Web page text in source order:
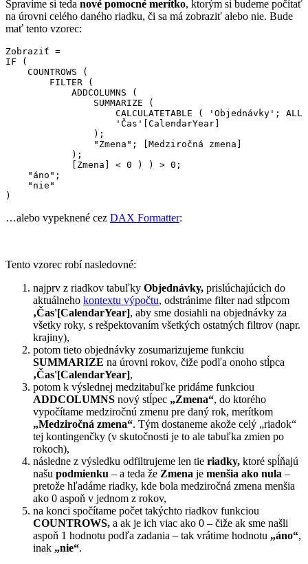
Spravíme si teda nové pomocné merítko, ktorým si budeme počítať
na úrovni celého daného riadku, či sa má zobraziť alebo nie. Bude
mať tento vzorec:
Zobraziť =
IF (
    COUNTROWS (
        FILTER (
            ADDCOLUMNS (
                SUMMARIZE (
CALCULATETABLE ( 'Objednávky'; ALL
                    'Čas'[CalendarYear]
                );
                "Zmena"; [Medziročná zmena]
            );
            [Zmena] < 0 ) ) > 0;
    "áno";
    "nie"
…alebo vypeknené cez DAX Formatter:
Tento vzorec robí nasledovné:
najprv z riadkov tabuľky Objednávky, prislúchajúcich do
aktuálneho kontextu výpočtu, odstránime filter nad stĺpcom
‚Čas'[CalendarYear], aby sme dosiahli na objednávky za
všetky roky, s rešpektovaním všetkých ostatných filtrov (napr.
krajiny),
potom tieto objednávky zosumarizujeme funkciu
SUMMARIZE na úrovni rokov, čiže podľa onoho stĺpca
‚Čas'[CalendarYear],
potom k výslednej medzitabuľke pridáme funkciou
ADDCOLUMNS nový stĺpec „Zmena“, do ktorého
vypočítame medziročnú zmenu pre daný rok, merítkom
„Medziročná zmena“. Tým dostaneme akože celý „riadok“
tej kontingenčky (v skutočnosti je to ale tabuľka zmien po
rokoch),
následne z výsledku odfiltrujeme len tie riadky, ktoré spĺňajú
našu podmienku – a teda že Zmena je menšia ako nula –
pretože hľadáme riadky, kde bola medziročná zmena menšia
ako 0 aspoň v jednom z rokov,
na konci spočítame počet takýchto riadkov funkciou
COUNTROWS, a ak je ich viac ako 0 – čiže ak sme našli
aspoň 1 hodnotu podľa zadania – tak vrátime hodnotu „áno“,
inak „nie“.